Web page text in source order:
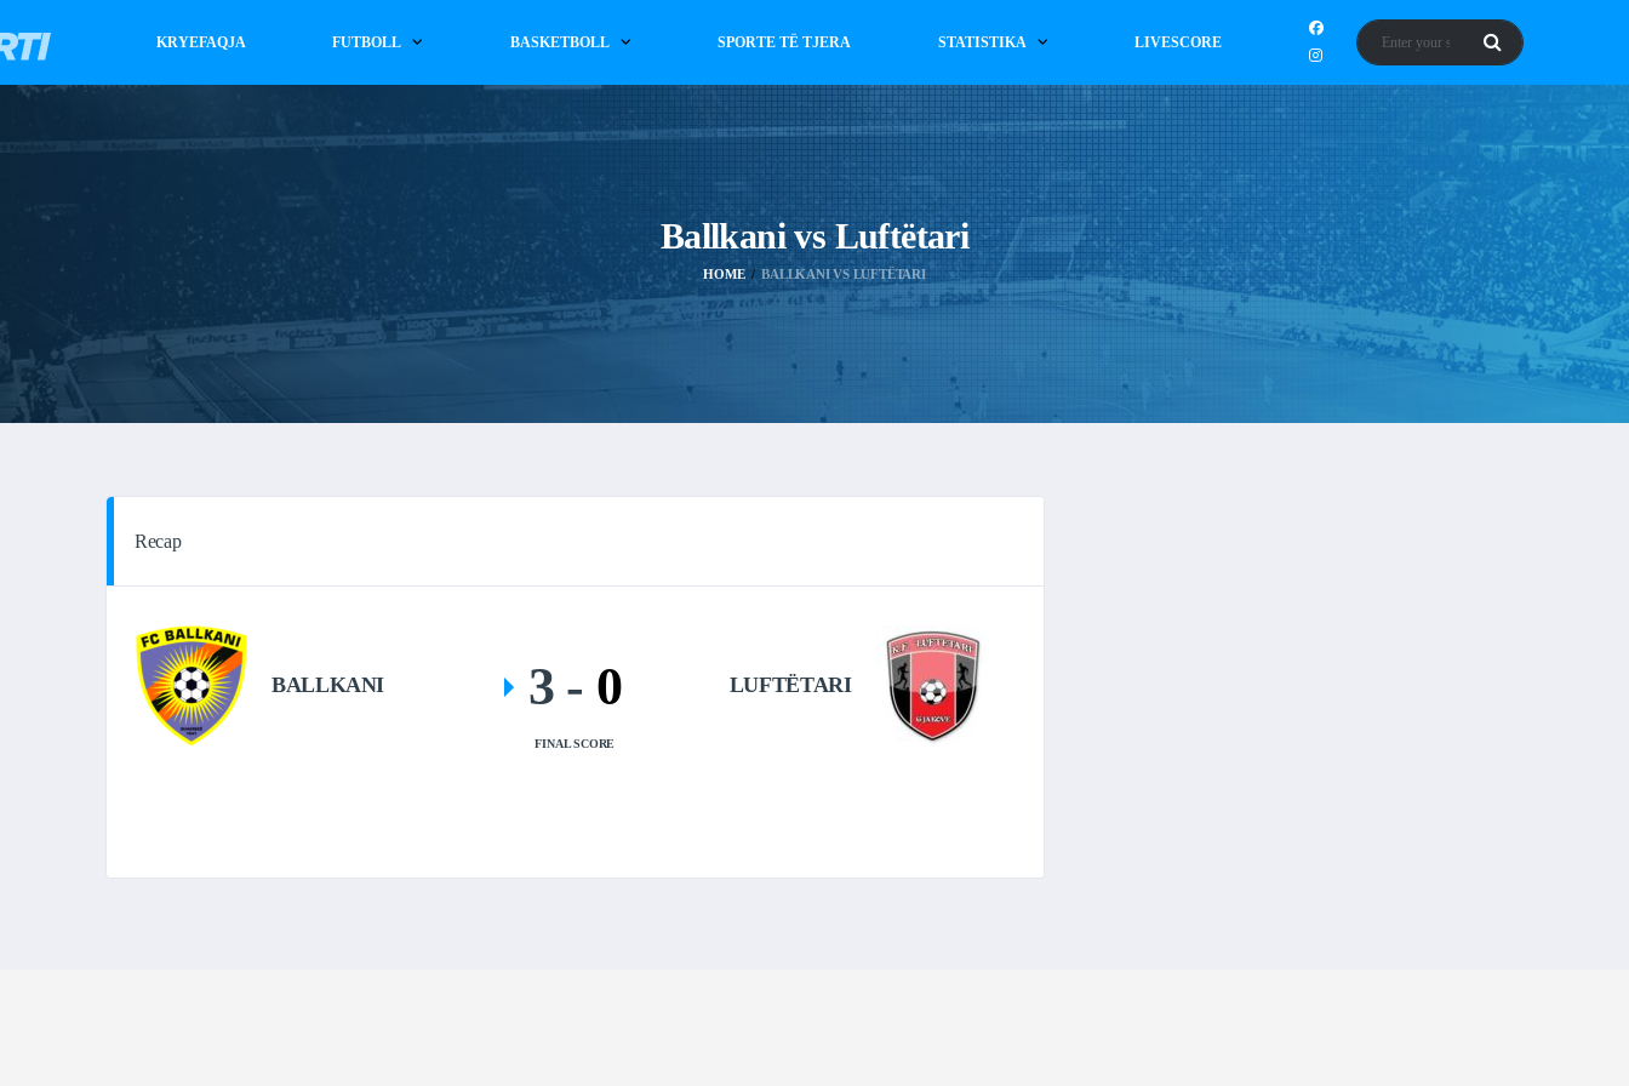
KRYEFAQJA FUTBOLL BASKETBOLL SPORTE TË TJERA STATISTIKA LIVESCORE
Ballkani vs Luftëtari
HOME BALLKANI VS LUFTËTARI
Recap
BALLKANI LUFTËTARI
3 - 0
FINAL SCORE